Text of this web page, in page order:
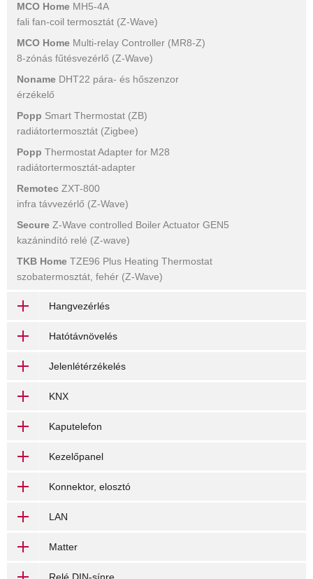
MCO Home MH5-4A
fali fan-coil termosztát (Z-Wave)
MCO Home Multi-relay Controller (MR8-Z)
8-zónás fűtésvezérlő (Z-Wave)
Noname DHT22 pára- és hőszenzor
érzékelő
Popp Smart Thermostat (ZB)
radiátortermosztát (Zigbee)
Popp Thermostat Adapter for M28
radiátortermosztát-adapter
Remotec ZXT-800
infra távvezérlő (Z-Wave)
Secure Z-Wave controlled Boiler Actuator GEN5
kazánindító relé (Z-wave)
TKB Home TZE96 Plus Heating Thermostat
szobatermosztát, fehér (Z-Wave)
Hangvezérlés
Hatótávnövelés
Jelenlétérzékelés
KNX
Kaputelefon
Kezelőpanel
Konnektor, elosztó
LAN
Matter